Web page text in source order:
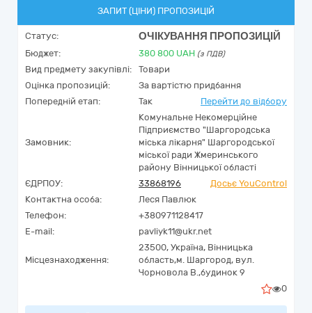
ЗАПИТ (ЦІНИ) ПРОПОЗИЦІЙ
Статус: ОЧІКУВАННЯ ПРОПОЗИЦІЙ
Бюджет: 380 800 UAH (з ПДВ)
Вид предмету закупівлі:
Товари
Оцінка пропозицій:
За вартістю придбання
Попередній етап:
Так Перейти до відбору
Замовник:
Комунальне Некомерційне
Підприємство "Шаргородська
міська лікарня" Шаргородської
міської ради Жмеринського
району Вінницької області
ЄДРПОУ:
33868196
Досьє YouControl
Контактна особа:
Леся Павлюк
Телефон:
+380971128417
E-mail:
pavliyk11@ukr.net
Місцезнаходження:
23500, Україна, Вінницька
область,м. Шаргород, вул.
Чорновола В.,будинок 9
0